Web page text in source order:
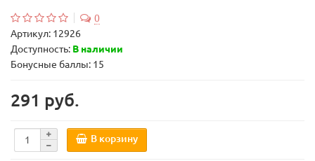
0
Артикул: 12926
Доступность: В наличии
Бонусные баллы: 15
291 руб.
В корзину